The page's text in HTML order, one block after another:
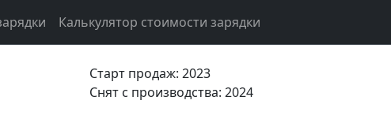
Калькулятор стоимости зарядки
Старт продаж: 2023
Cнят с производства: 2024